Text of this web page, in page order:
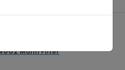
Mann Filter